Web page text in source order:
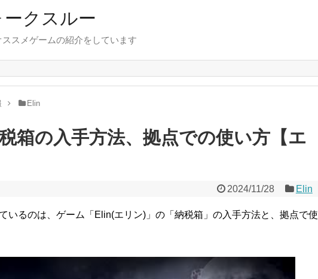
クスルー
スメゲームの紹介をしています
Elin
箱の入手方法、拠点での使い方【エ
2024/11/28 Elin
いるのは、ゲーム「Elin(エリン)」の「納税箱」の入手方法と、拠点で使